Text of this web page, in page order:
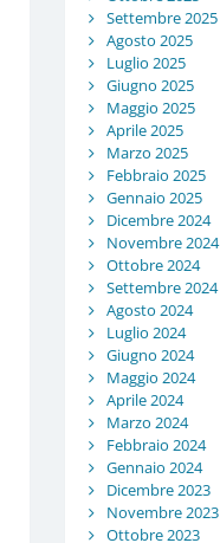
Settembre 2025
Agosto 2025
Luglio 2025
Giugno 2025
Maggio 2025
Aprile 2025
Marzo 2025
Febbraio 2025
Gennaio 2025
Dicembre 2024
Novembre 2024
Ottobre 2024
Settembre 2024
Agosto 2024
Luglio 2024
Giugno 2024
Maggio 2024
Aprile 2024
Marzo 2024
Febbraio 2024
Gennaio 2024
Dicembre 2023
Novembre 2023
Ottobre 2023